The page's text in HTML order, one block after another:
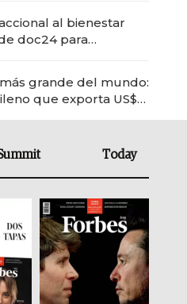
al bienestar
doc24 para
grande del mundo:
que exporta US$
Today